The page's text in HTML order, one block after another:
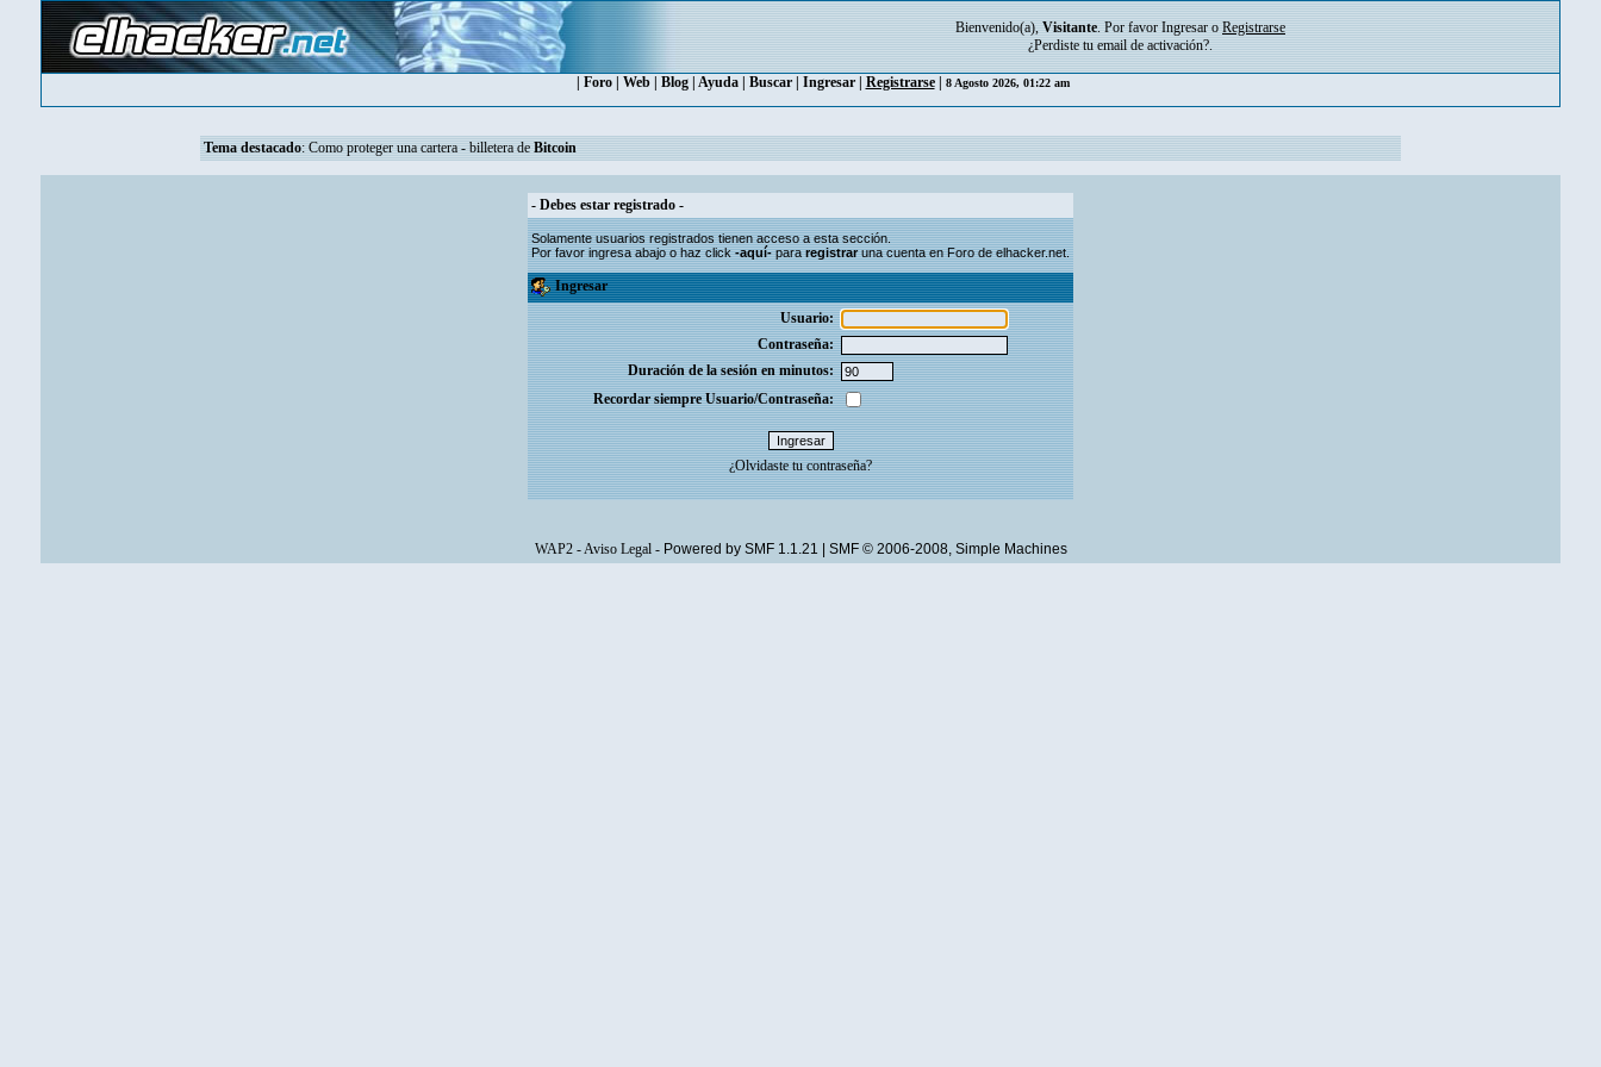
Bienvenido(a), Visitante. Por favor Ingresar o Registrarse
¿Perdiste tu email de activación?.
Foro| Web| Blog| Ayuda| Buscar| Ingresar| Registrarse| 8 Agosto 2026, 01:22 am
Tema destacado: Como proteger una cartera - billetera de Bitcoin
- Debes estar registrado -
Solamente usuariosregistradostienen acceso a esta sección.
Por favor ingresa abajo o haz click-aquí-pararegistraruna cuenta en Foro de elhacker.net.
Ingresar
Usuario:
Contraseña:
Duración de la sesión en minutos:
Recordar siempre Usuario/Contraseña:
¿Olvidaste tu contraseña?
WAP2-Aviso Legal- Powered by SMF 1.1.21 SMF © 2006-2008, Simple Machines